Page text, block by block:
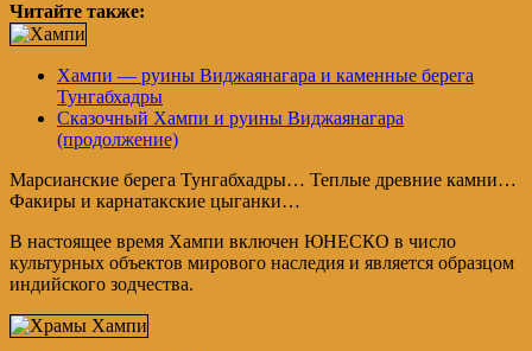
Читайте также:
Хампи — руины Виджаянагара и каменные берега
Тунгабхадры
Сказочный Хампи и руины Виджаянагара
(продолжение)
Марсианские берега Тунгабхадры… Теплые древние камни…
Факиры и карнатакские цыганки…
В настоящее время Хампи включен ЮНЕСКО в число
культурных объектов мирового наследия и является образцом
индийского зодчества.